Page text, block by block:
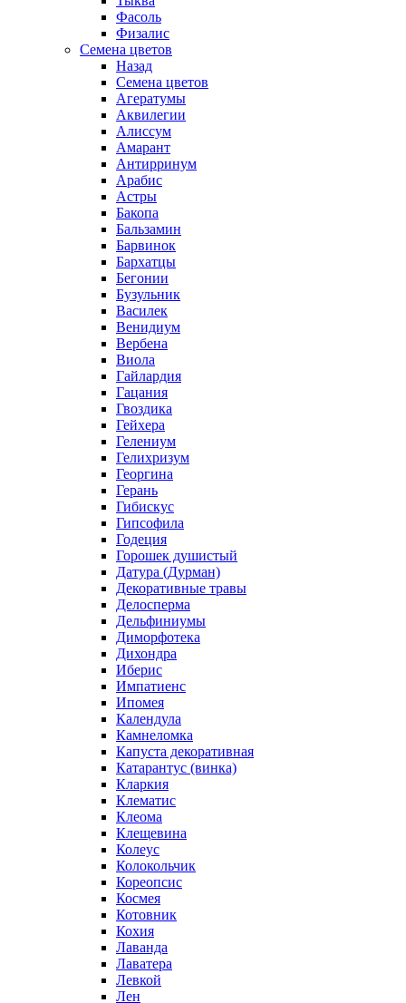
Фасоль
Физалис
Семена цветов
Назад
Семена цветов
Агератумы
Аквилегии
Алиссум
Амарант
Антирринум
Арабис
Астры
Бакопа
Бальзамин
Барвинок
Бархатцы
Бегонии
Бузульник
Василек
Венидиум
Вербена
Виола
Гайлардия
Гацания
Гвоздика
Гейхера
Гелениум
Гелихризум
Георгина
Герань
Гибискус
Гипсофила
Годеция
Горошек душистый
Датура (Дурман)
Декоративные травы
Делосперма
Дельфиниумы
Диморфотека
Дихондра
Иберис
Импатиенс
Ипомея
Календула
Камнеломка
Капуста декоративная
Катарантус (винка)
Кларкия
Клематис
Клеома
Клещевина
Колеус
Колокольчик
Кореопсис
Космея
Котовник
Кохия
Лаванда
Лаватера
Левкой
Лен